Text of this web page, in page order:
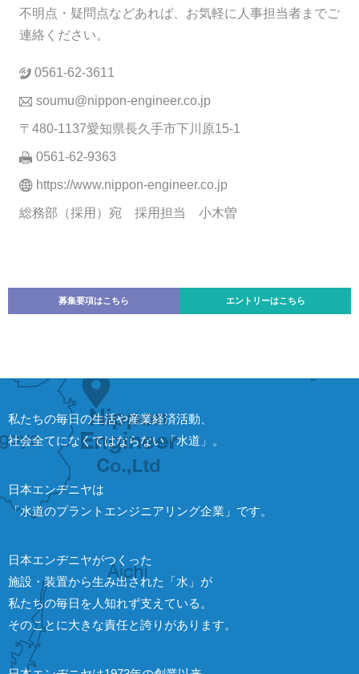
不明点・疑問点などあれば、お気軽に人事担当者までご
連絡ください。
0561-62-3611
soumu@nippon-engineer.co.jp
〒480-1137愛知県長久手市下川原15-1
0561-62-9363
https://www.nippon-engineer.co.jp
総務部（採用）宛 採用担当 小木曽
募集要項はこちら エントリーはこちら
私たちの毎日の生活や産業経済活動、
社会全てになくてはならない「水道」。
日本エンヂニヤは
「水道のプラントエンジニアリング企業」です。
日本エンヂニヤがつくった
施設・装置から生み出された「水」が
私たちの毎日を人知れず支えている。
そのことに大きな責任と誇りがあります。